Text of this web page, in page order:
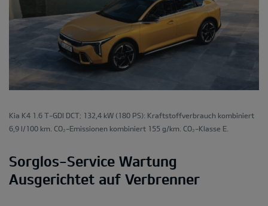
Kia K4 1.6 T-GDI DCT; 132,4 kW (180 PS): Kraftstoffverbrauch kombiniert
6,9 l/100 km. CO₂-Emissionen kombiniert 155 g/km. CO₂-Klasse E.
Sorglos-Service Wartung
Ausgerichtet auf Verbrenner